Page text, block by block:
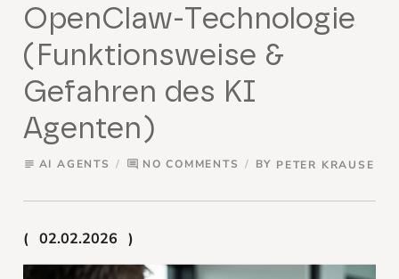
OpenClaw-Technologie
(Funktionsweise &
Gefahren des KI
Agenten)
subject AI AGENTS comment NO COMMENTS BY PETER KRAUSE
02.02.2026